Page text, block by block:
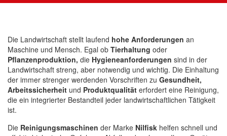
Die Landwirtschaft stellt laufend hohe Anforderungen an
Maschine und Mensch. Egal ob Tierhaltung oder
Pflanzenproduktion, die Hygieneanforderungen sind in der
Landwirtschaft streng, aber notwendig und wichtig. Die Einhaltung
der immer strenger werdenden Vorschriften zu Gesundheit,
Arbeitssicherheit und Produktqualität erfordert eine Reinigung,
die ein integrierter Bestandteil jeder landwirtschaftlichen Tätigkeit
ist.
Die Reinigungsmaschinen der Marke Nilfisk helfen schnell und